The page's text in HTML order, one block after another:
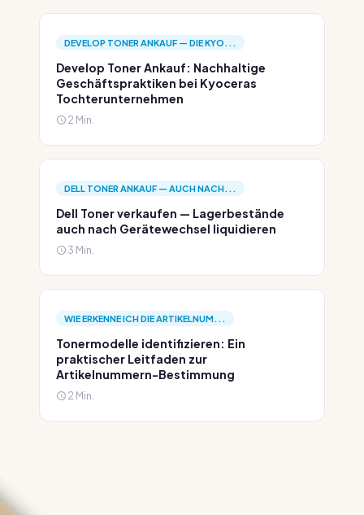
DEVELOP TONER ANKAUF — DIE KYO...
Develop Toner Ankauf: Nachhaltige
Geschäftspraktiken bei Kyoceras
Tochterunternehmen
2 Min.
DELL TONER ANKAUF — AUCH NACH...
Dell Toner verkaufen — Lagerbestände
auch nach Gerätewechsel liquidieren
3 Min.
WIE ERKENNE ICH DIE ARTIKELNUM...
Tonermodelle identifizieren: Ein
praktischer Leitfaden zur
Artikelnummern-Bestimmung
2 Min.